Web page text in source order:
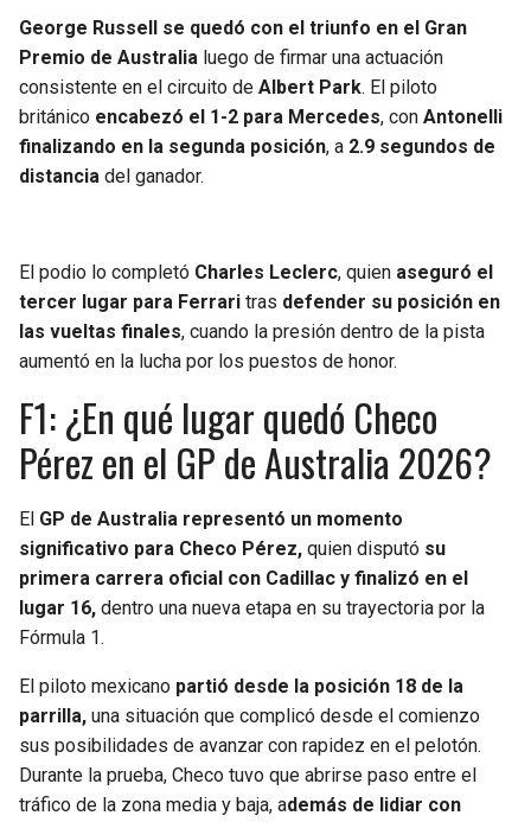
George Russell se quedó con el triunfo en el Gran
Premio de Australia luego de firmar una actuación
consistente en el circuito de Albert Park. El piloto
británico encabezó el 1-2 para Mercedes, con Antonelli
finalizando en la segunda posición, a 2.9 segundos de
distancia del ganador.
El podio lo completó Charles Leclerc, quien aseguró el
tercer lugar para Ferrari tras defender su posición en
las vueltas finales, cuando la presión dentro de la pista
aumentó en la lucha por los puestos de honor.
F1: ¿En qué lugar quedó Checo
Pérez en el GP de Australia 2026?
El GP de Australia representó un momento
significativo para Checo Pérez, quien disputó su
primera carrera oficial con Cadillac y finalizó en el
lugar 16, dentro una nueva etapa en su trayectoria por la
Fórmula 1.
El piloto mexicano partió desde la posición 18 de la
parrilla, una situación que complicó desde el comienzo
sus posibilidades de avanzar con rapidez en el pelotón.
Durante la prueba, Checo tuvo que abrirse paso entre el
tráfico de la zona media y baja, además de lidiar con